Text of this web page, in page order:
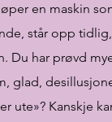
en maskin
står opp
har prøvd
glad,
ute»? Kanskje